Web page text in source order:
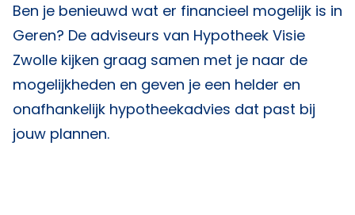
Ben je benieuwd wat er financieel mogelijk is in
Geren? De adviseurs van Hypotheek Visie
Zwolle kijken graag samen met je naar de
mogelijkheden en geven je een helder en
onafhankelijk hypotheekadvies dat past bij
jouw plannen.